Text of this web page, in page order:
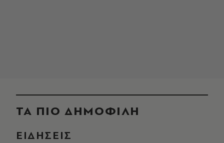
ΤΑ ΠΙΟ ΔΗΜΟΦΙΛΗ
ΕΙΔΗΣΕΙΣ